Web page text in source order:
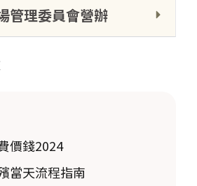
管理委員會營辦
價錢2024
當天流程指南